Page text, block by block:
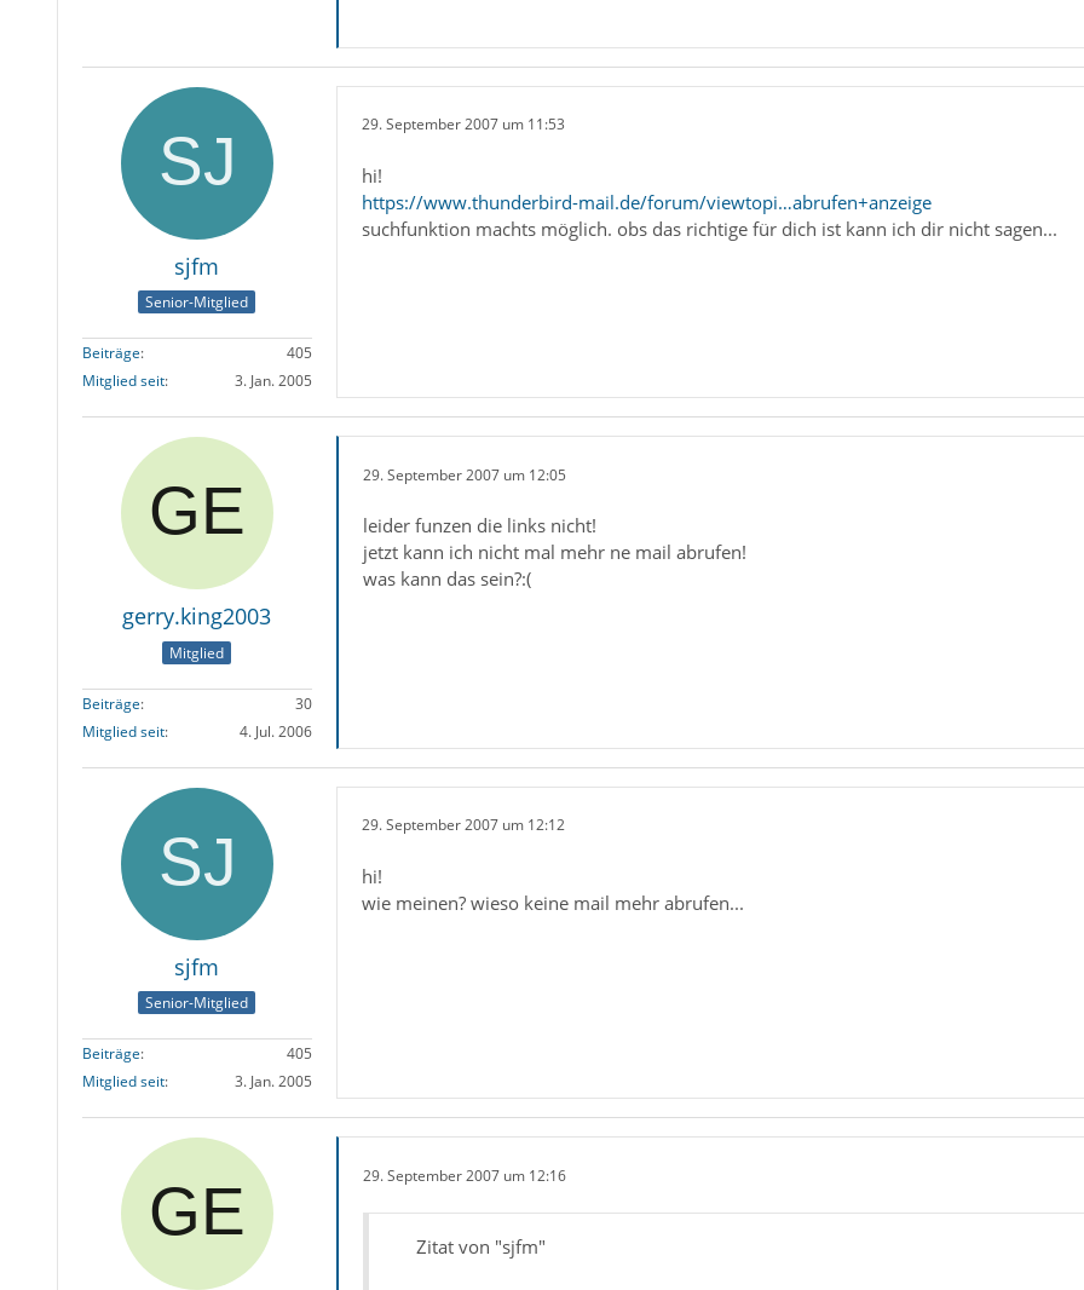
sjfm
Senior-Mitglied
Beiträge
405
Mitglied seit
3. Jan. 2005
29. September 2007 um 11:53
hi!
https://www.thunderbird-mail.de/forum/viewtopi…abrufen+anzeige
suchfunktion machts möglich. obs das richtige für dich ist kann ich dir nicht sagen...
gerry.king2003
Mitglied
Beiträge
30
Mitglied seit
4. Jul. 2006
29. September 2007 um 12:05
leider funzen die links nicht!
jetzt kann ich nicht mal mehr ne mail abrufen!
was kann das sein?:(
sjfm
Senior-Mitglied
Beiträge
405
Mitglied seit
3. Jan. 2005
29. September 2007 um 12:12
hi!
wie meinen? wieso keine mail mehr abrufen...
29. September 2007 um 12:16
Zitat von "sjfm"